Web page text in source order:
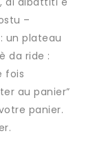
–
un plateau
da ride :
fois
au panier”
panier.